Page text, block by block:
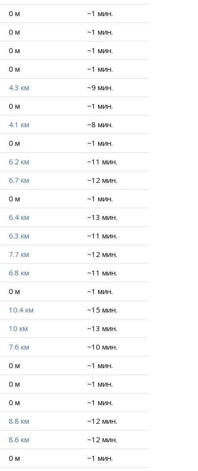
0 м
~1 мин.
0 м
~1 мин.
0 м
~1 мин.
0 м
~1 мин.
4.3 км
~9 мин.
0 м
~1 мин.
4.1 км
~8 мин.
0 м
~1 мин.
6.2 км
~11 мин.
6.7 км
~12 мин.
0 м
~1 мин.
6.4 км
~13 мин.
6.3 км
~11 мин.
7.7 км
~12 мин.
6.8 км
~11 мин.
0 м
~1 мин.
10.4 км
~15 мин.
10 км
~13 мин.
7.6 км
~10 мин.
0 м
~1 мин.
0 м
~1 мин.
0 м
~1 мин.
8.8 км
~12 мин.
8.6 км
~12 мин.
0 м
~1 мин.